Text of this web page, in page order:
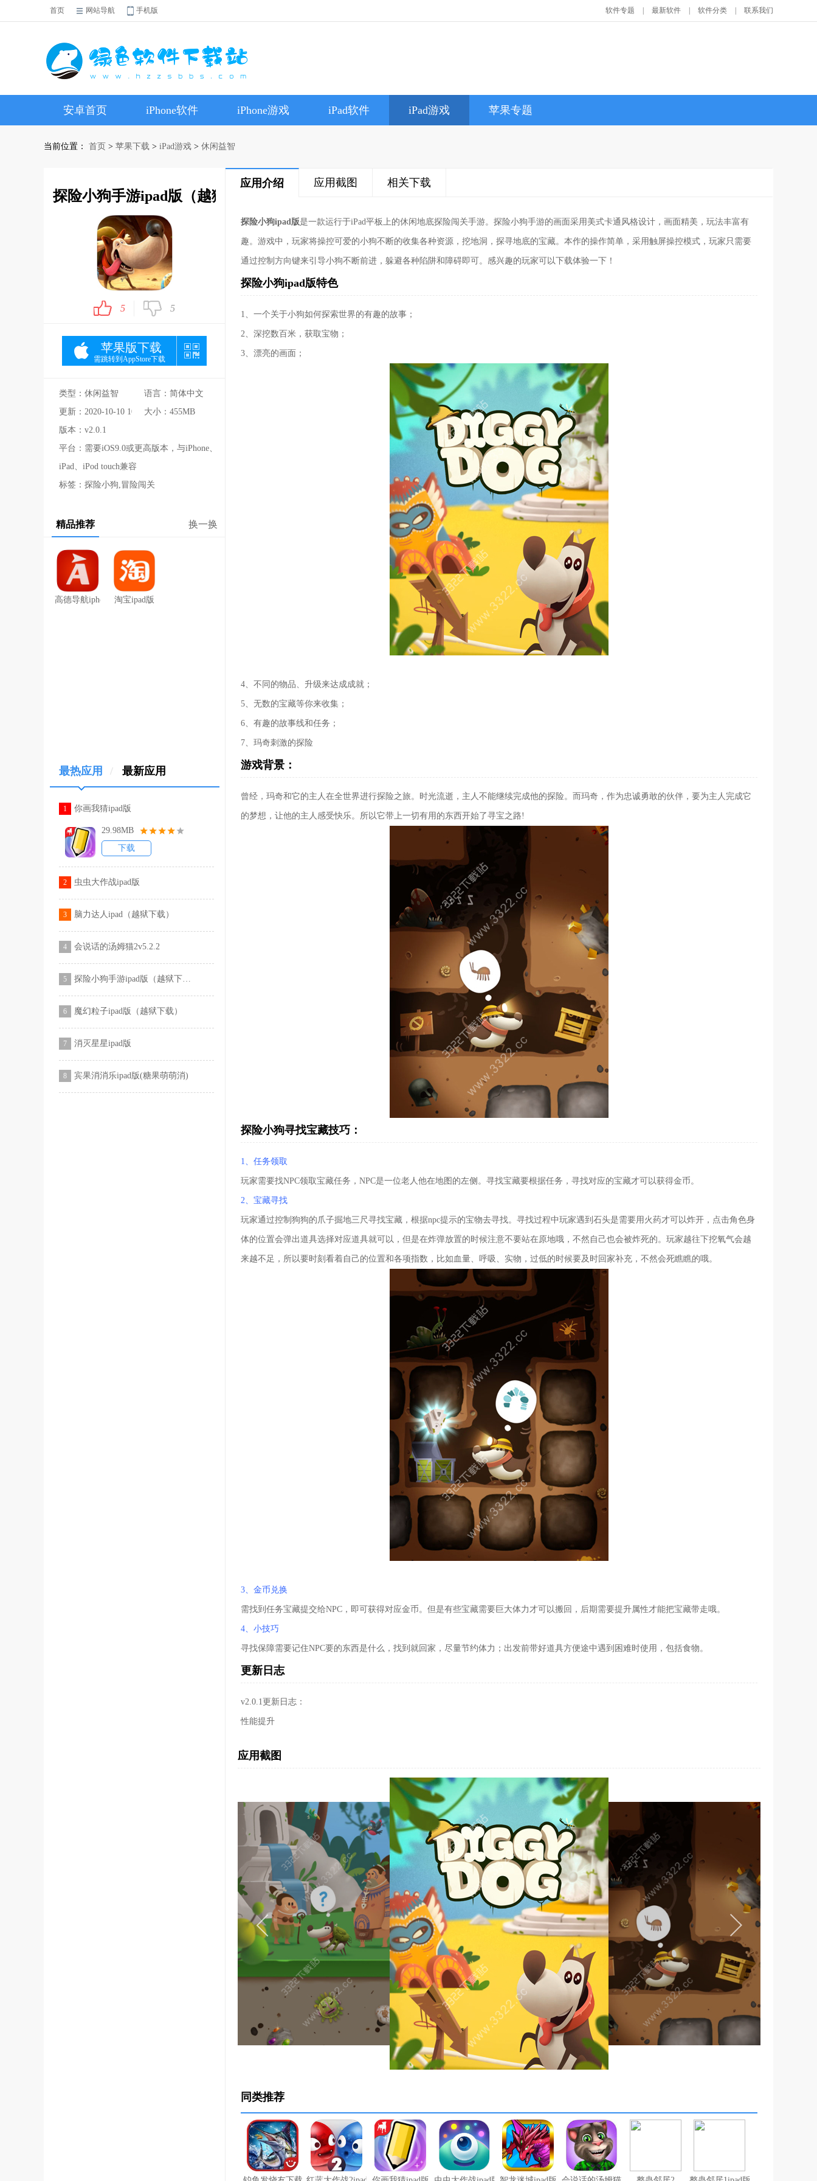
首页 网站导航 手机版 软件专题 最新软件 软件分类 联系我们
安卓首页 iPhone软件 iPhone游戏 iPad软件 iPad游戏 苹果专题
当前位置： 首页 > 苹果下载 > iPad游戏 > 休闲益智
探险小狗手游ipad版（越狱下载）
5 5
苹果版下载
需跳转到AppStore下载
类型：休闲益智
语言：简体中文
更新：2020-10-10 10:53:24大小：455MB
版本：v2.0.1
平台：需要iOS9.0或更高版本，与iPhone、
iPad、iPod touch兼容
标签：探险小狗,冒险闯关
精品推荐 换一换
高德导航iphone版淘宝ipad版
最热应用 / 最新应用
1 你画我猜ipad版
29.98MB
下载
2 虫虫大作战ipad版
3 脑力达人ipad（越狱下载）
4 会说话的汤姆猫2v5.2.2
5 探险小狗手游ipad版（越狱下载）
6 魔幻粒子ipad版（越狱下载）
7 消灭星星ipad版
8 宾果消消乐ipad版(糖果萌萌消)
应用介绍 应用截图 相关下载
探险小狗ipad版是一款运行于iPad平板上的休闲地底探险闯关手游。探险小狗手游的画面采用美式卡通风格设计，画面精美，玩法丰富有
趣。游戏中，玩家将操控可爱的小狗不断的收集各种资源，挖地洞，探寻地底的宝藏。本作的操作简单，采用触屏操控模式，玩家只需要
通过控制方向键来引导小狗不断前进，躲避各种陷阱和障碍即可。感兴趣的玩家可以下载体验一下！
探险小狗ipad版特色
1、一个关于小狗如何探索世界的有趣的故事；
2、深挖数百米，获取宝物；
3、漂亮的画面；
4、不同的物品、升级来达成成就；
5、无数的宝藏等你来收集；
6、有趣的故事线和任务；
7、玛奇刺激的探险
游戏背景：
曾经，玛奇和它的主人在全世界进行探险之旅。时光流逝，主人不能继续完成他的探险。而玛奇，作为忠诚勇敢的伙伴，要为主人完成它
的梦想，让他的主人感受快乐。所以它带上一切有用的东西开始了寻宝之路!
探险小狗寻找宝藏技巧：
1、任务领取
玩家需要找NPC领取宝藏任务，NPC是一位老人他在地图的左侧。寻找宝藏要根据任务，寻找对应的宝藏才可以获得金币。
2、宝藏寻找
玩家通过控制狗狗的爪子掘地三尺寻找宝藏，根据npc提示的宝物去寻找。寻找过程中玩家遇到石头是需要用火药才可以炸开，点击角色身
体的位置会弹出道具选择对应道具就可以，但是在炸弹放置的时候注意不要站在原地哦，不然自己也会被炸死的。玩家越往下挖氧气会越
来越不足，所以要时刻看着自己的位置和各项指数，比如血量、呼吸、实物，过低的时候要及时回家补充，不然会死瞧瞧的哦。
3、金币兑换
需找到任务宝藏提交给NPC，即可获得对应金币。但是有些宝藏需要巨大体力才可以搬回，后期需要提升属性才能把宝藏带走哦。
4、小技巧
寻找保障需要记住NPC要的东西是什么，找到就回家，尽量节约体力；出发前带好道具方便途中遇到困难时使用，包括食物。
更新日志
v2.0.1更新日志：
性能提升
应用截图
同类推荐